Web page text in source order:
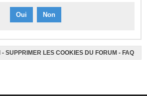
- SUPPRIMER LES COOKIES DU FORUM - FAQ